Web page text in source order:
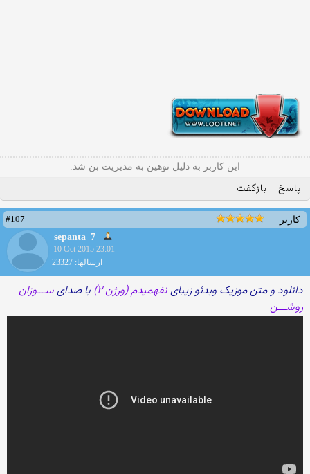
این کاربر به دلیل توهین به مدیریت بن شد.
پاسخ بازگفت
کاربر
#107
sepanta_7
10 Oct 2015 23:01
ارسالها: 23327
دانلود و متن موزیک ویدئو زیباینفهمیدم (ورژن ۲) با صدایســـوزان
روشـــن